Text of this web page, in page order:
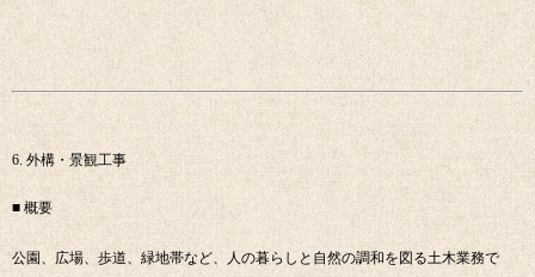
6. 外構・景観工事
■ 概要
公園、広場、歩道、緑地帯など、人の暮らしと自然の調和を図る土木業務で